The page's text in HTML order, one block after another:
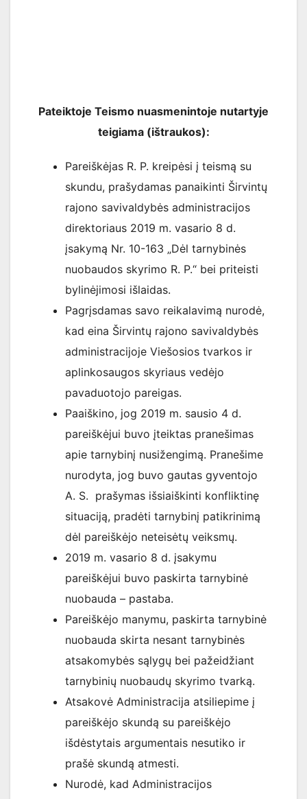
Pateiktoje Teismo nuasmenintoje nutartyje
teigiama (ištraukos):
Pareiškėjas R. P. kreipėsi į teismą su
skundu, prašydamas panaikinti Širvintų
rajono savivaldybės administracijos
direktoriaus 2019 m. vasario 8 d.
įsakymą Nr. 10-163 „Dėl tarnybinės
nuobaudos skyrimo R. P.“ bei priteisti
bylinėjimosi išlaidas.
Pagrįsdamas savo reikalavimą nurodė,
kad eina Širvintų rajono savivaldybės
administracijoje Viešosios tvarkos ir
aplinkosaugos skyriaus vedėjo
pavaduotojo pareigas.
Paaiškino, jog 2019 m. sausio 4 d.
pareiškėjui buvo įteiktas pranešimas
apie tarnybinį nusižengimą. Pranešime
nurodyta, jog buvo gautas gyventojo
A. S. prašymas išsiaiškinti konfliktinę
situaciją, pradėti tarnybinį patikrinimą
dėl pareiškėjo neteisėtų veiksmų.
2019 m. vasario 8 d. įsakymu
pareiškėjui buvo paskirta tarnybinė
nuobauda – pastaba.
Pareiškėjo manymu, paskirta tarnybinė
nuobauda skirta nesant tarnybinės
atsakomybės sąlygų bei pažeidžiant
tarnybinių nuobaudų skyrimo tvarką.
Atsakovė Administracija atsiliepime į
pareiškėjo skundą su pareiškėjo
išdėstytais argumentais nesutiko ir
prašė skundą atmesti.
Nurodė, kad Administracijos